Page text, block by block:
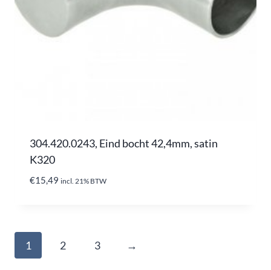
304.420.0243, Eind bocht 42,4mm, satin
K320
€15,49 incl. 21% BTW
1 2 3 →